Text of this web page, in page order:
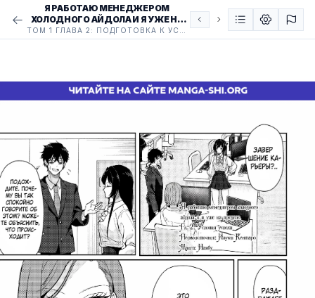
Я РАБОТАЮ МЕНЕДЖЕРОМ
ХОЛОДНОГО АЙДОЛА И Я УЖЕ НА
ПРЕДЕЛЕ